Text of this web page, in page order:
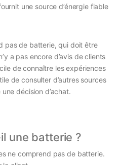
une source d’énergie fiable
pas de batterie, qui doit être
a pas encore d’avis de clients
de connaître les expériences
de consulter d’autres sources
décision d’achat.
une batterie ?
ne comprend pas de batterie.